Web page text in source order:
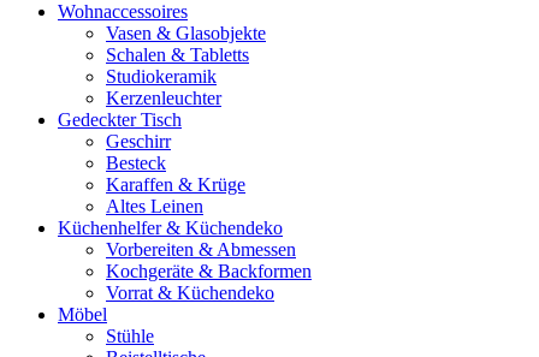
Wohnaccessoires
Vasen & Glasobjekte
Schalen & Tabletts
Studiokeramik
Kerzenleuchter
Gedeckter Tisch
Geschirr
Besteck
Karaffen & Krüge
Altes Leinen
Küchenhelfer & Küchendeko
Vorbereiten & Abmessen
Kochgeräte & Backformen
Vorrat & Küchendeko
Möbel
Stühle